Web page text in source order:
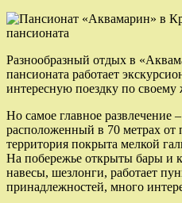
Разнообразный отдых в
пансионата работает
интересную поездку по
Но самое главное развлечение
расположенный в 70 метрах от
территория покрыта мелкой
На побережье открыты бары и
навесы, шезлонги, работает
принадлежностей, много